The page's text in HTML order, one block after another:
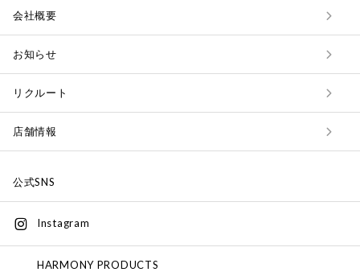
会社概要
お知らせ
リクルート
店舗情報
公式SNS
Instagram
HARMONY PRODUCTS